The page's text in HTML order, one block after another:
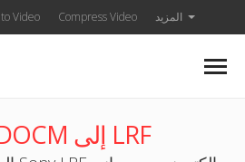
Video Compress Video المزيد
محوّل DOCM إلى LRF